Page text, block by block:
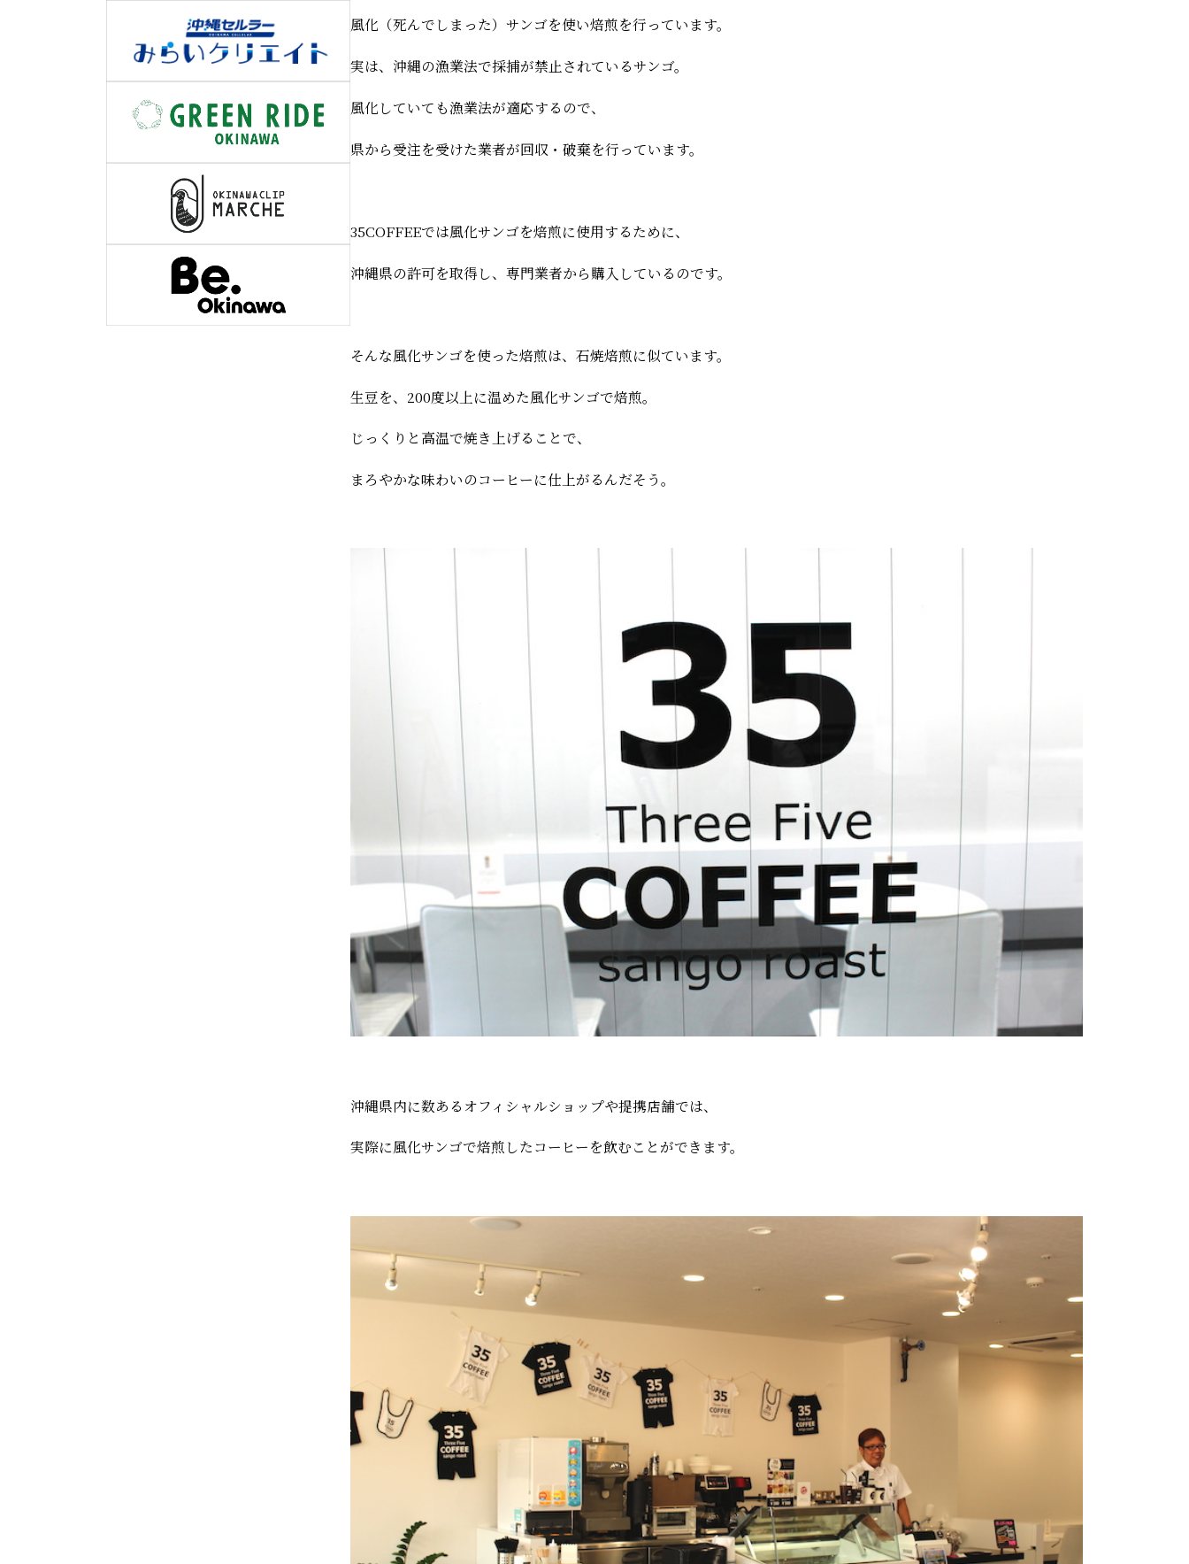
風化（死んでしまった）サンゴを使い焙煎を行っています。
実は、沖縄の漁業法で採捕が禁止されているサンゴ。
風化していても漁業法が適応するので、
県から受注を受けた業者が回収・破棄を行っています。
35COFFEEでは風化サンゴを焙煎に使用するために、
沖縄県の許可を取得し、専門業者から購入しているのです。
そんな風化サンゴを使った焙煎は、石焼焙煎に似ています。
生豆を、200度以上に温めた風化サンゴで焙煎。
じっくりと高温で焼き上げることで、
まろやかな味わいのコーヒーに仕上がるんだそう。
沖縄県内に数あるオフィシャルショップや提携店舗では、
実際に風化サンゴで焙煎したコーヒーを飲むことができます。